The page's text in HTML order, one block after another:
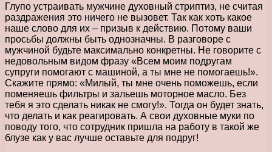
Глупо устраивать мужчине духовный стриптиз, не считая
раздражения это ничего не вызовет. Так как хоть какое
наше слово для их – призыв к действию. Потому ваши
просьбы должны быть однозначны. В разговоре с
мужчиной будьте максимально конкретны. Не говорите с
недовольным видом фразу «Всем моим подругам
супруги помогают с машиной, а ты мне не помогаешь!».
Скажите прямо: «Милый, ты мне очень поможешь, если
поменяешь фильтры и зальешь моторное масло. Без
тебя я это сделать никак не смогу!». Тогда он будет знать,
что делать и как реагировать. А свои духовные муки по
поводу того, что сотрудник пришла на работу в такой же
блузе как у вас лучше оставьте для подруг!